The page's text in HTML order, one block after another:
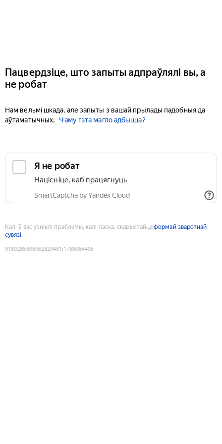
Пацвердзіце, што запыты адпраўлялі вы, а
не робат
Нам вельмі шкада, але запыты з вашай прылады падобныя да
аўтаматычных.
Чаму гэта магло адбыцца?
Я не робат
Націсніце, каб працягнуць
SmartCaptcha by Yandex Cloud
Калі ў вас узніклі праблемы, калі ласка, скарыстайцеформай зваротнай
сувязі
9180288808062329481 :1786064405